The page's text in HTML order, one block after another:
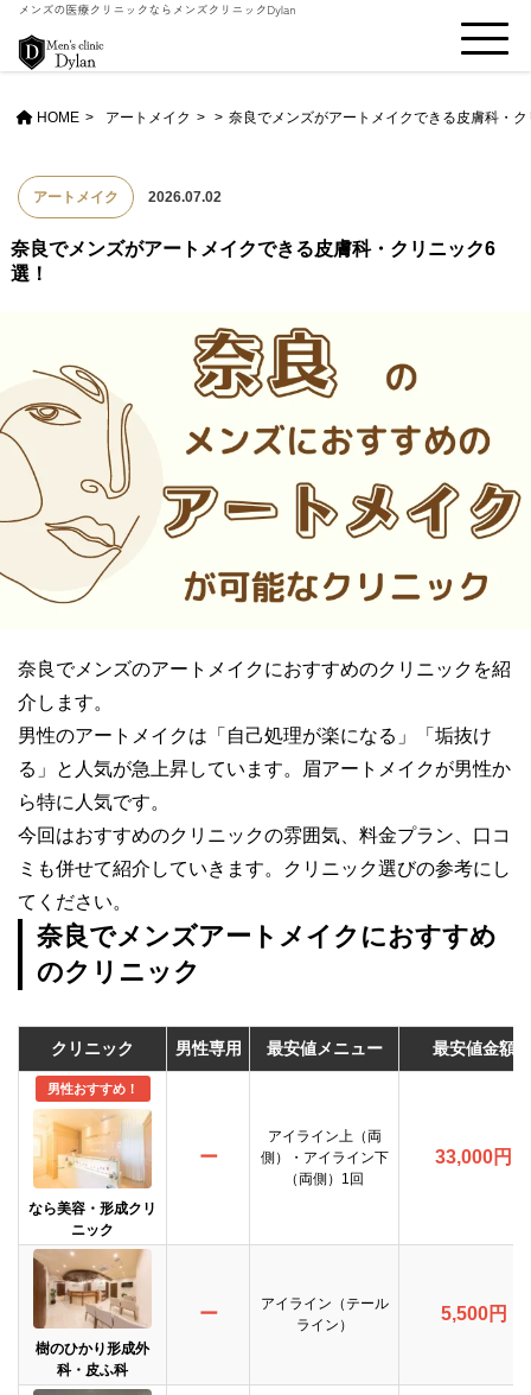
HOME アートメイク > 奈良でメンズがアートメイクできる皮膚科・
アートメイク 2026.07.02
奈良でメンズがアートメイクできる皮膚科・クリニック6
選！
奈良でメンズのアートメイクにおすすめのクリニックを紹
介します。
男性のアートメイクは「自己処理が楽になる」「垢抜け
る」と人気が急上昇しています。眉アートメイクが男性か
ら特に人気です。
今回はおすすめのクリニックの雰囲気、料金プラン、口コ
ミも併せて紹介していきます。クリニック選びの参考にし
てください。
奈良でメンズアートメイクにおすすめ
のクリニック
クリニック 男性専用 最安値メニュー 最安値金額
男性おすすめ！
なら美容・形成クリ
ニック
ー
アイライン上（両
側）・アイライン下
（両側）1回
33,000円
樹のひかり形成外
科・皮ふ科
ー
アイライン（テール
ライン）
5,500円